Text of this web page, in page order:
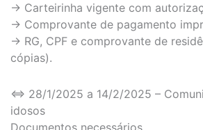
→ Carteirinha vigente com
→ Comprovante de pagamento
→ RG, CPF e comprovante de
cópias).
⇔ 28/1/2025 a 14/2/2025 –
idosos